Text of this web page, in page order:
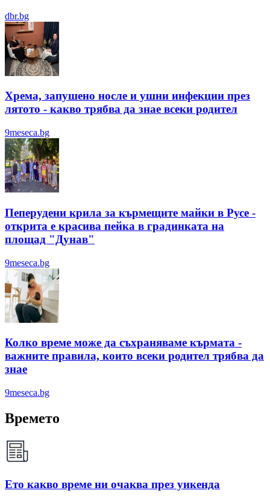
dbr.bg
Хрема, запушено носле и ушни инфекции през
лятотo - какво трябва да знае всеки родител
9meseca.bg
Пеперудени крила за кърмещите майки в Русе -
открита е красива пейка в градинката на
площад "Дунав"
9meseca.bg
Колко време може да съхраняваме кърмата -
важните правила, които всеки родител трябва да
знае
9meseca.bg
Времето
Ето какво време ни очаква през уикенда